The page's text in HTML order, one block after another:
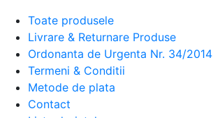
Toate produsele
Livrare & Returnare Produse
Ordonanta de Urgenta Nr. 34/2014
Termeni & Conditii
Metode de plata
Contact